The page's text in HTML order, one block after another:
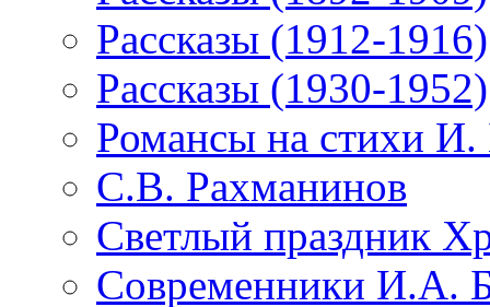
Рассказы (1912-1916)
Рассказы (1930-1952)
Романсы на стихи И.
С.В. Рахманинов
Светлый праздник
Современники И.А.